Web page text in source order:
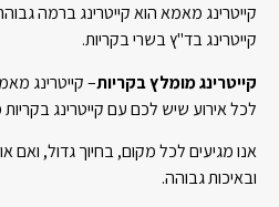
קייטרינג מאמא הוא קייטרינג ברמה
קייטרינג בד"ץ בשרי בקריות.
קייטרינג מומלץ בקריות– קייטרינג
לכל אירוע שיש לכם עם קייטרינג
אנו מגיעים לכל מקום, בחיוך גדול,
ובאיכות גבוהה.